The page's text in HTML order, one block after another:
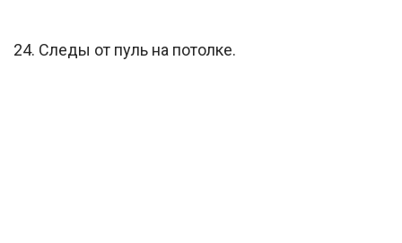
24. Следы от пуль на потолке.